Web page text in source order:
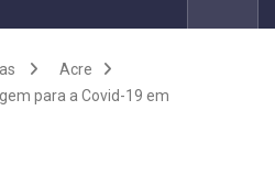
Acre
para a Covid-19 em